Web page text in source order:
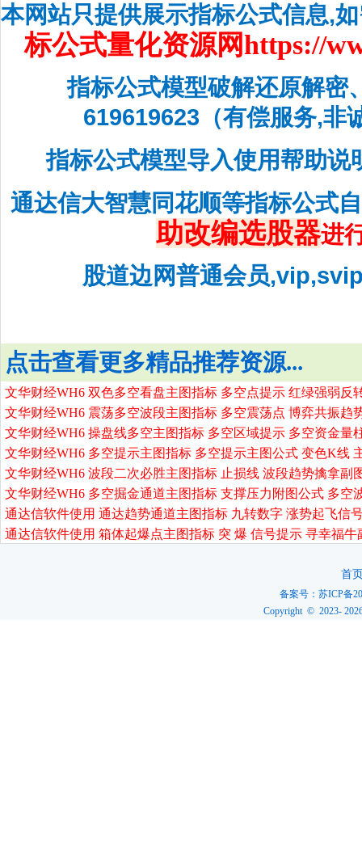
本网站只提供展示指标公式信息,
标公式量化资源网https://
指标公式模型破解还原解密
619619623（有偿服务,非
指标公式模型导入使用帮助说
通达信大智慧同花顺等指标公式
助改编选股器进
股道边网普通会员
点击查看更多精品推荐资源...
文华财经WH6 双色多空看盘主图指标 多空点提示 红绿强弱反
文华财经WH6 震荡多空波段主图指标 多空震荡点 博弈共振趋
文华财经WH6 操盘线多空主图指标 多空区域提示 多空资金量
文华财经WH6 多空提示主图指标 多空提示主图公式 变色K线
文华财经WH6 波段二次必胜主图指标 止损线 波段趋势擒拿副
文华财经WH6 多空掘金通道主图指标 支撑压力附图公式 多空
通达信软件使用 通达趋势通道主图指标 九转数字 涨势起飞信
通达信软件使用 箱体起爆点主图指标 突 爆 信号提示 寻幸福
首
备案号：苏ICP备
Copyright © 2023-